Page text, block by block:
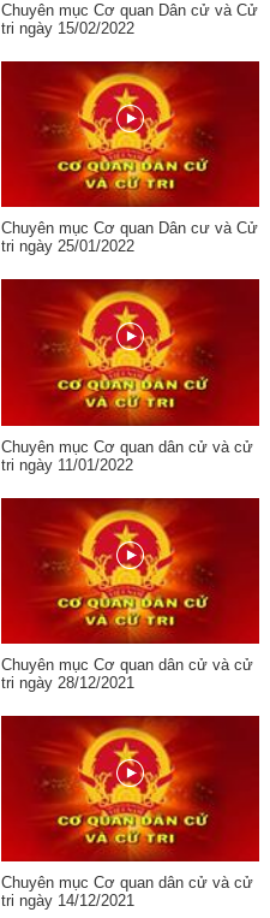
Chuyên mục Cơ quan Dân cử và Cử
tri ngày 15/02/2022
Chuyên mục Cơ quan Dân cư và Cử
tri ngày 25/01/2022
Chuyên mục Cơ quan dân cử và cử
tri ngày 11/01/2022
Chuyên mục Cơ quan dân cử và cử
tri ngày 28/12/2021
Chuyên mục Cơ quan dân cử và cử
tri ngày 14/12/2021